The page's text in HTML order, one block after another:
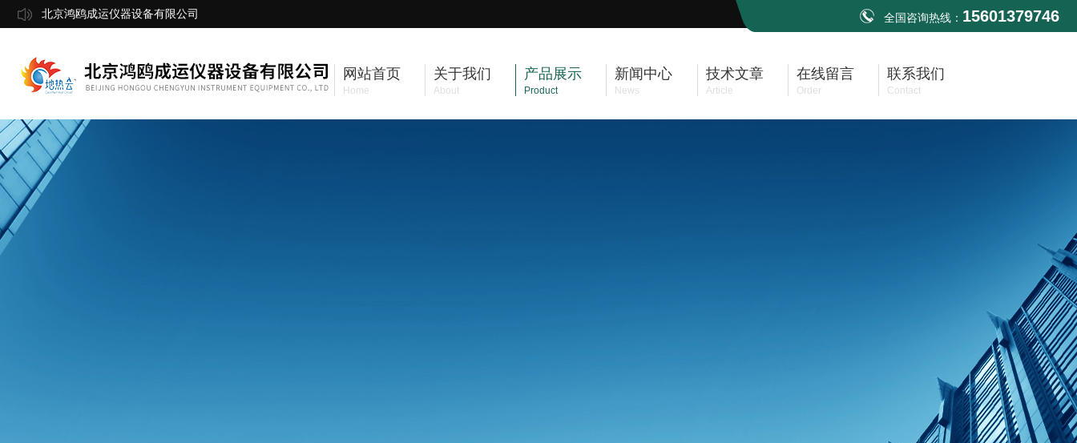
北京鸿鸥成运仪器设备有限公司 全国咨询热线： 15601379746
网站首页
Home
关于我们
About
产品展示
Product
新闻中心
News
技术文章
Article
在线留言
Order
联系我们
Contact